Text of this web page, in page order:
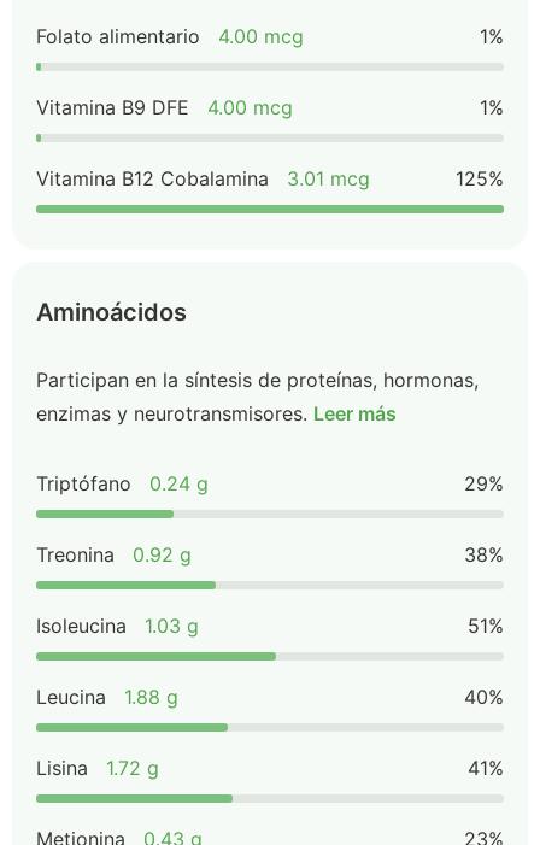
Folato alimentario 4.00 mcg 1%
Vitamina B9 DFE 4.00 mcg 1%
Vitamina B12 Cobalamina 3.01 mcg 125%
Aminoácidos
Participan en la síntesis de proteínas, hormonas,
enzimas y neurotransmisores. Leer más
Triptófano 0.24 g 29%
Treonina 0.92 g 38%
Isoleucina 1.03 g 51%
Leucina 1.88 g 40%
Lisina 1.72 g 41%
Metionina 0.43 g 23%